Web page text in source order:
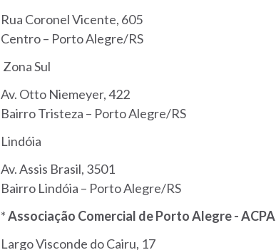
Rua Coronel Vicente, 605
Centro – Porto Alegre/RS
Zona Sul
Av. Otto Niemeyer, 422
Bairro Tristeza – Porto Alegre/RS
Lindóia
Av. Assis Brasil, 3501
Bairro Lindóia – Porto Alegre/RS
*Associação Comercial de Porto Alegre - ACPA
Largo Visconde do Cairu, 17